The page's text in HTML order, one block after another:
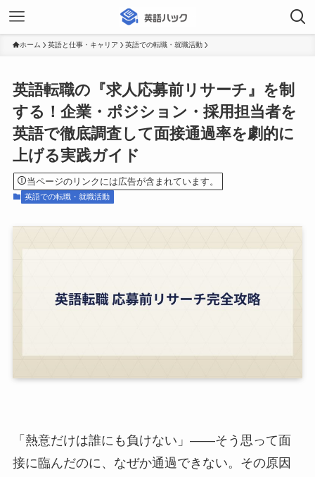
ホーム 英語と仕事・キャリア 英語での転職・就職活動
英語転職の『求人応募前リサーチ』を制
する！企業・ポジション・採用担当者を
英語で徹底調査して面接通過率を劇的に
上げる実践ガイド
当ページのリンクには広告が含まれています。
英語での転職・就職活動
「熱意だけは誰にも負けない」——そう思って面
接に臨んだのに、なぜか通過できない。その原因